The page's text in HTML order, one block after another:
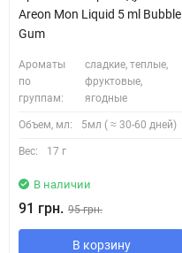
Areon Mon Liquid 5 ml Bubble
Gum
Ароматы
по
группам:
сладкие, теплые,
фруктовые,
ягодные
Объем, мл: 5мл ( ≈ 30-60 дней)
Вес: 17 г
В наличии
91 грн. 95 грн.
В корзину